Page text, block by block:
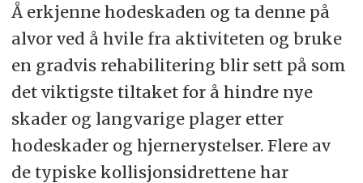
Å erkjenne hodeskaden og ta denne på
alvor ved å hvile fra aktiviteten og bruke
en gradvis rehabilitering blir sett på som
det viktigste tiltaket for å hindre nye
skader og langvarige plager etter
hodeskader og hjernerystelser. Flere av
de typiske kollisjonsidrettene har